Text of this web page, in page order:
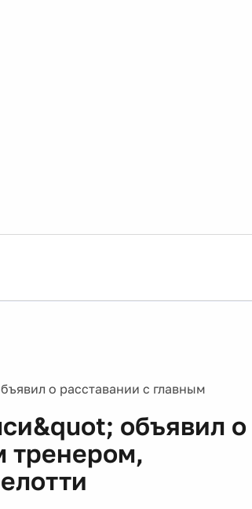
о расставании с главным
объявил о
тренером,